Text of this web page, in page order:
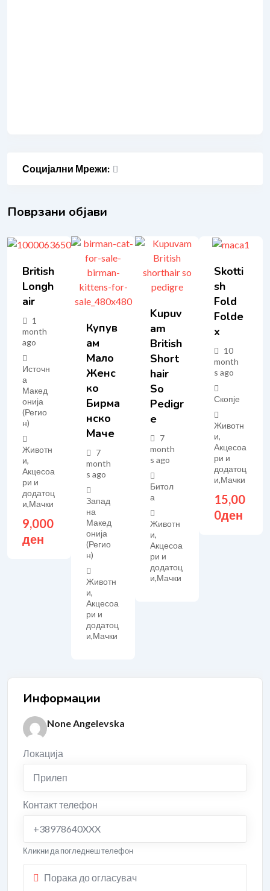
Социјални Мрежи:
Поврзани објави
British
Longh
Air
1
month
ago
Источн
а
Макед
онија
(Регио
н)
Животн
и,
Акцесоа
ри и
додатоц
и,Мачки
9,000
ден
Купув
Ам
Мало
Женс
Ко
Бирма
Нско
Маче
7
month
s ago
Запад
на
Макед
онија
(Регио
н)
Животн
и,
Акцесоа
ри и
додатоц
и,Мачки
Kupuv
Am
British
Short
Hair
So
Pedigr
E
7
month
s ago
Битол
а
Животн
и,
Акцесоа
ри и
додатоц
и,Мачки
Skotti
Sh
Fold
Folde
X
10
month
s ago
Скопје
Животн
и,
Акцесоа
ри и
додатоц
и,Мачки
15,00
0ден
Информации
None Angelevska
Локација
Прилеп
Контакт телефон
+38978640XXX
Кликни да погледнеш телефон
Порака до огласувач